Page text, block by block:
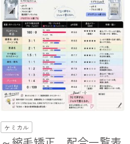
ケミカル